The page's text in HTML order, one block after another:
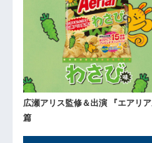
広瀬アリス監修＆出演 『エアリ
篇